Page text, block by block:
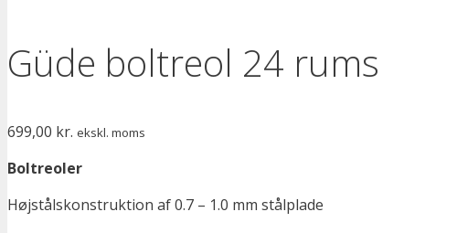
Güde boltreol 24 rums
699,00 kr. ekskl. moms
Boltreoler
Højstålskonstruktion af 0.7 – 1.0 mm stålplade